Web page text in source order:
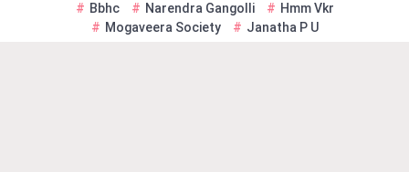
Bbhc Narendra Gangolli
Hmm Vkr
Mogaveera Society
Janatha P U